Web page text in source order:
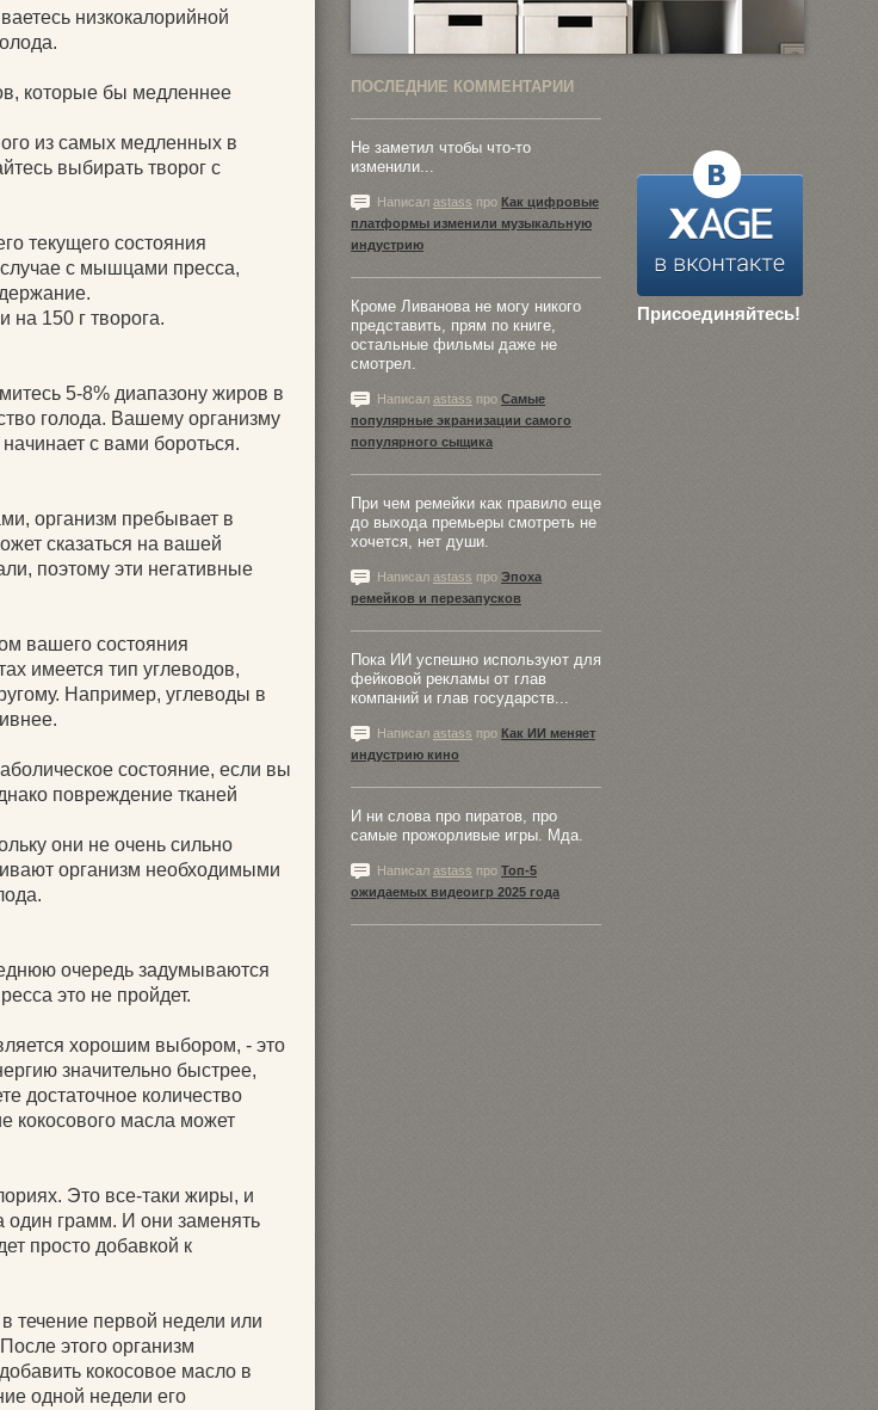
низкокалорийной
которые бы медленнее
из самых медленных в
выбирать творог с
текущего состояния
случае с мышцами пресса,
на 150 г творога.
5-8% диапазону жиров в
голода. Вашему организму
с вами бороться.
организм пребывает в
сказаться на вашей
поэтому эти негативные
вашего состояния
имеется тип углеводов,
Например, углеводы в
состояние, если вы
повреждение тканей
они не очень сильно
организм необходимыми
очередь задумываются
это не пройдет.
хорошим выбором, ‑ это
значительно быстрее,
достаточное количество
кокосового масла может
Это все-таки жиры, и
один грамм. И они заменять
просто добавкой к
течение первой недели или
этого организм
кокосовое масло в
одной недели его
ПОСЛЕДНИЕ КОММЕНТАРИИ
Присоединяйтесь!
Не заметил чтобы что-то
изменили...
Написал astass про Как цифровые
платформы изменили музыкальную
индустрию
Кроме Ливанова не могу никого
представить, прям по книге,
остальные фильмы даже не
смотрел.
Написал astass про Самые
популярные экранизации самого
популярного сыщика
При чем ремейки как правило еще
до выхода премьеры смотреть не
хочется, нет души.
Написал astass про Эпоха
ремейков и перезапусков
Пока ИИ успешно используют для
фейковой рекламы от глав
компаний и глав государств...
Написал astass про Как ИИ меняет
индустрию кино
И ни слова про пиратов, про
самые прожорливые игры. Мда.
Написал astass про Топ-5
ожидаемых видеоигр 2025 года